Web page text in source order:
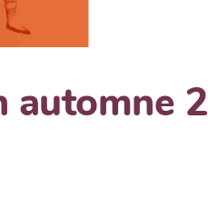
automne